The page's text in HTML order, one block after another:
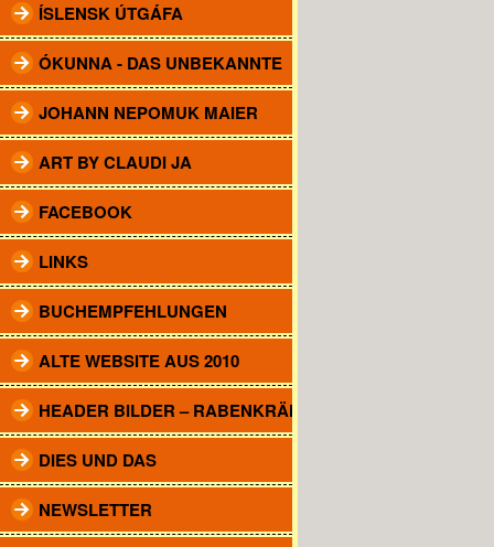
ÍSLENSK ÚTGÁFA
ÓKUNNA - DAS UNBEKANNTE
JOHANN NEPOMUK MAIER
ART BY CLAUDI JA
FACEBOOK
LINKS
BUCHEMPFEHLUNGEN
ALTE WEBSITE AUS 2010
HEADER BILDER – RABENKRÄHEN
DIES UND DAS
NEWSLETTER